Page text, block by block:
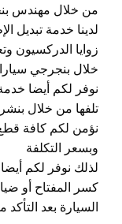
من خلال مهندس
لدينا خدمة تبديل
زوايا الدركسيون
خلال بنجرجي
نوفر لكم أيضا
تلفها من خلال
نؤمن لكم كافة قطع
وبسعر التكلفة
لذلك نوفر لكم
كسر المفتاح أو
السيارة بعد